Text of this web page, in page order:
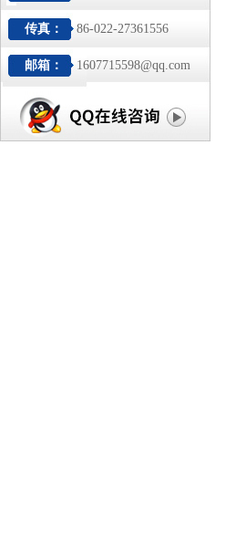
传真： 86-022-27361556
邮箱： 1607715598@qq.com